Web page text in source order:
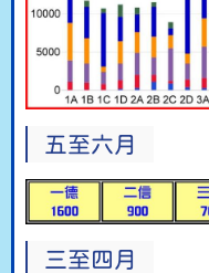
五至六月
三至四月